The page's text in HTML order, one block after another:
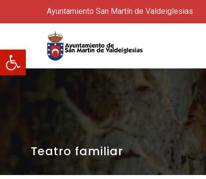
Abrir barra de herramientas
Ayuntamiento San Martín de Valdeiglesias
Teatro familiar